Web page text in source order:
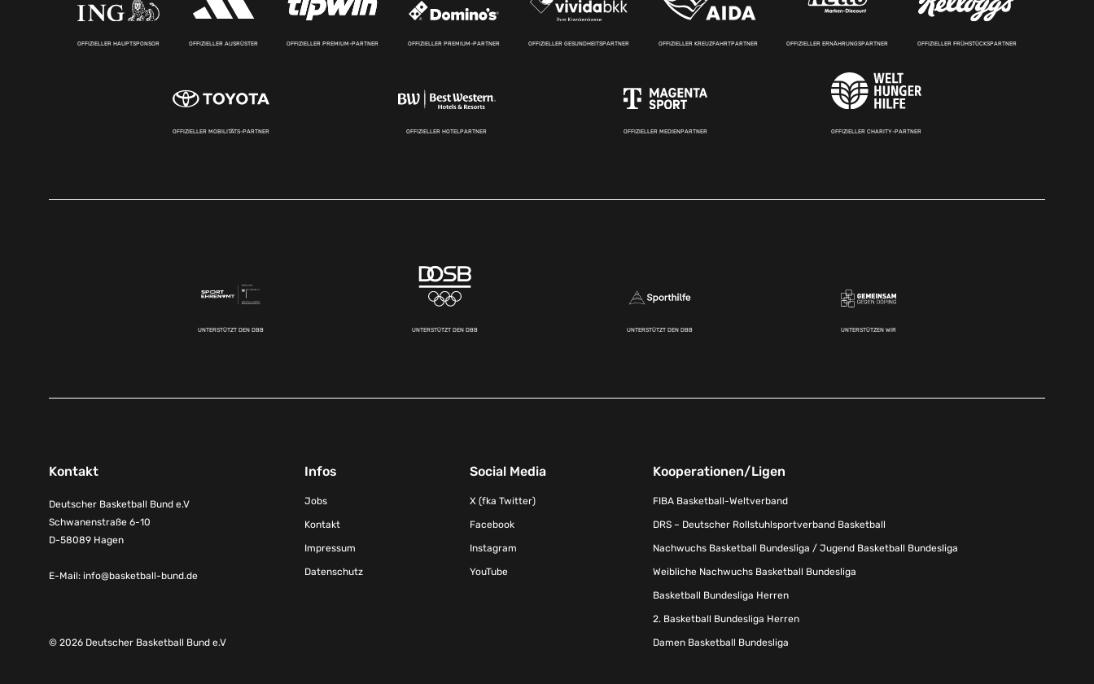
OFFIZIELLER HAUPTSPONSOR OFFIZIELLER AUSRÜSTER OFFIZIELLER PREMIUM-PARTNER OFFIZIELLER PREMIUM-PARTNER OFFIZIELLER GESUNDHEITSPARTNER OFFIZIELLER KREUZFAHRTPARTNER OFFIZIELLER ERNÄHRUNGSPARTNER OFFIZIELLER FRÜHSTÜCKSPARTNER
OFFIZIELLER MOBILITÄTS-PARTNER OFFIZIELLER HOTELPARTNER OFFIZIELLER MEDIENPARTNER OFFIZIELLER CHARITY-PARTNER
UNTERSTÜTZT DEN DBB UNTERSTÜTZT DEN DBB UNTERSTÜTZT DEN DBB UNTERSTÜTZEN WIR
Kontakt
Deutscher Basketball Bund e.V
Schwanenstraße 6-10
D-58089 Hagen
E-Mail: info@basketball-bund.de
Infos
Jobs
Kontakt
Impressum
Datenschutz
Social Media
X (fka Twitter)
Facebook
Instagram
YouTube
Kooperationen/Ligen
FIBA Basketball-Weltverband
DRS – Deutscher Rollstuhlsportverband Basketball
Nachwuchs Basketball Bundesliga / Jugend Basketball Bundesliga
Weibliche Nachwuchs Basketball Bundesliga
Basketball Bundesliga Herren
2. Basketball Bundesliga Herren
Damen Basketball Bundesliga
© 2026 Deutscher Basketball Bund e.V